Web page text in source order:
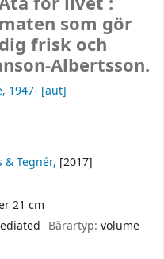
maten som gör
dig frisk och
Albertsson.
, 1947- [aut]
& Tegnér, [2017]
21 cm
Bärartyp: volume